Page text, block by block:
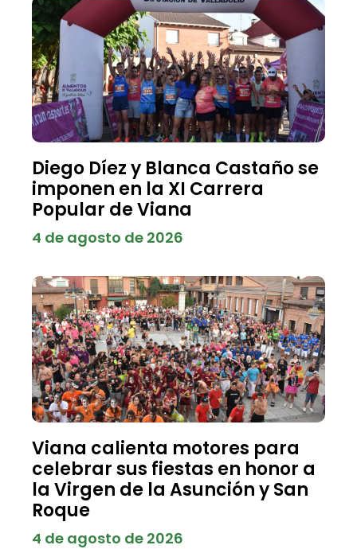
Diego Díez y Blanca Castaño se
imponen en la XI Carrera
Popular de Viana
4 de agosto de 2026
Viana calienta motores para
celebrar sus fiestas en honor a
la Virgen de la Asunción y San
Roque
4 de agosto de 2026